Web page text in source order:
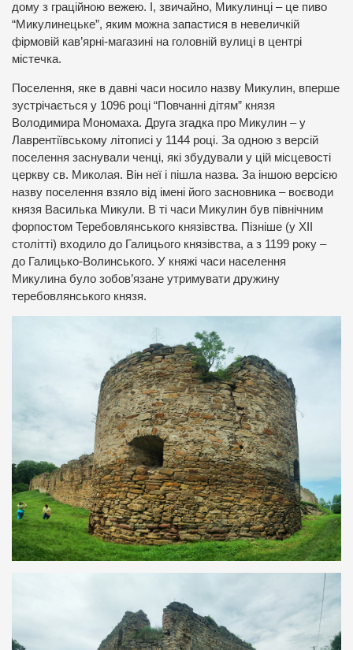
дому з граційною вежею. І, звичайно, Микулинці – це пиво
“Микулинецьке”, яким можна запастися в невеличкій
фірмовій кав’ярні-магазині на головній вулиці в центрі
містечка.
Поселення, яке в давні часи носило назву Микулин, вперше
зустрічається у 1096 році “Повчанні дітям” князя
Володимира Мономаха. Друга згадка про Микулин – у
Лаврентіївському літописі у 1144 році. За одною з версій
поселення заснували ченці, які збудували у цій місцевості
церкву св. Миколая. Він неї і пішла назва. За іншою версією
назву поселення взяло від імені його засновника – воєводи
князя Василька Микули. В ті часи Микулин був північним
форпостом Теребовлянського князівства. Пізніше (у ХІІ
столітті) входило до Галицього князівства, а з 1199 року –
до Галицько-Волинського. У княжі часи населення
Микулина було зобов’язане утримувати дружину
теребовлянського князя.